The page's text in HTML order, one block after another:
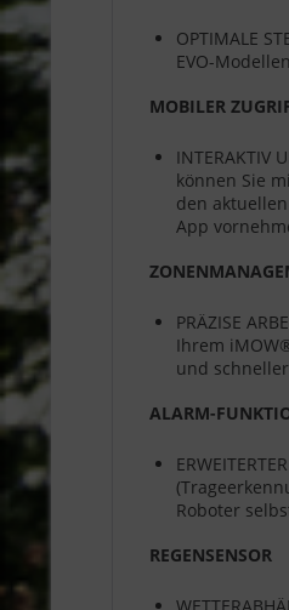
OPTIMALE
EVO-
MOBILER
INTERAKTIV
können Sie
den
App
PRÄZISE
Ihrem
und
ALARM-
Roboter
REGENSENSOR